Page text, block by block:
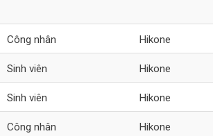
Công nhân Hikone
Sinh viên Hikone
Sinh viên Hikone
Công nhân Hikone